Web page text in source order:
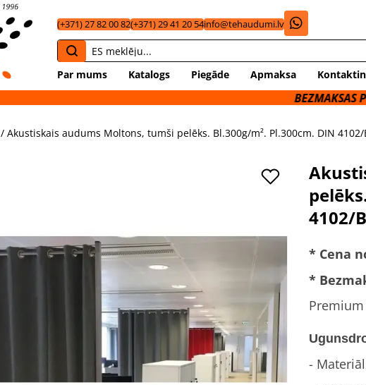
(+371) 27 82 00 82(+371) 29 41 20 54info@tehaudumi.lv
Par mums Katalogs Piegāde Apmaksa
BEZMAKSAS
/ Akustiskais audums Moltons, tumši pelēks. Bl.300g/m². Pl.300cm. DIN 4102/
4102/
* Cena
*
-